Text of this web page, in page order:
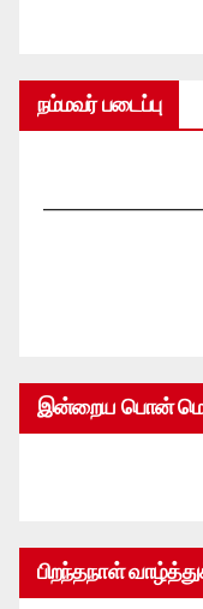
நம்மவர் படைப்பு
இன்றைய பொன்
பிறந்தநாள்